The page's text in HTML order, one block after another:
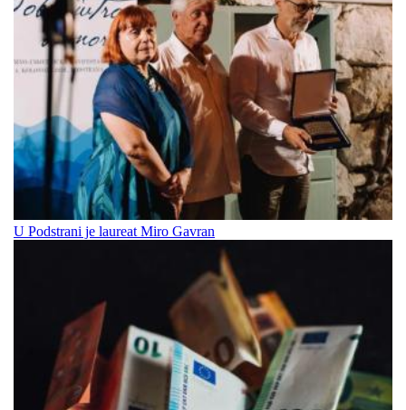
U Podstrani je laureat Miro Gavran